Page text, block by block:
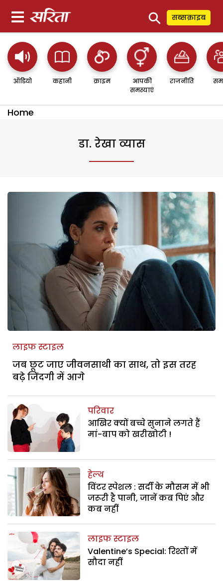
⚲ सब्सक्राइब
ऑडियो कहानी क्राइम
आपकी
समस्याएं
राजनीति
Home
डा. रेखा व्यास
लाइफ स्टाइल
जब छूट जाए जीवनसाथी का साथ, तो इस तरह
बढ़े जिंदगी में आगे
परिवार
आखिर क्यों बच्चे सुनाने लगते हैं
मां-बाप को खरीखोटी !
हेल्थ
विंटर स्पेशल : सर्दी के मौसम में भी
जरूरी है पानी, जानें कब पिएं और
कब नहीं
लाइफ स्टाइल
Valentine’s Special: रिश्तों में
सौदा नहीं